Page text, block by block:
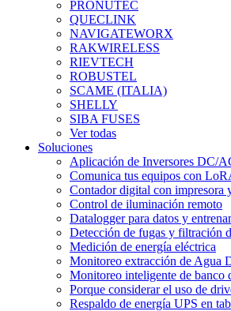
PRONUTEC
QUECLINK
NAVIGATEWORX
RAKWIRELESS
RIEVTECH
ROBUSTEL
SCAME (ITALIA)
SHELLY
SIBA FUSES
Ver todas
Soluciones
Aplicación de Inversores DC/
Comunica tus equipos con
Contador digital con impresora
Control de iluminación remoto
Datalogger para datos y
Detección de fugas y filtración
Medición de energía eléctrica
Monitoreo extracción de Agua
Monitoreo inteligente de banco
Porque considerar el uso de
Respaldo de energía UPS en